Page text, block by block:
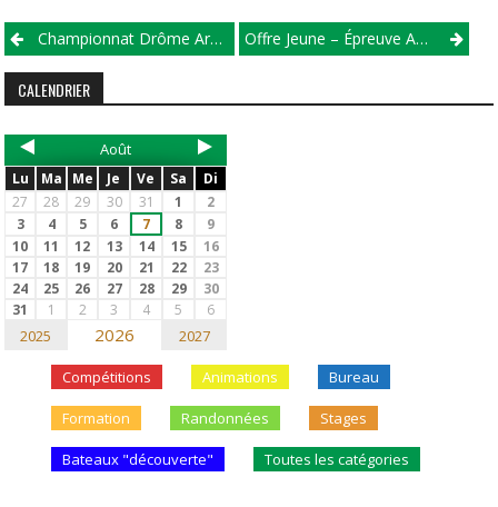
Championnat Drôme Ardèche Aviron 2022-2023 – Indoor Offre Jeune – Épreuve Au Sol 2023
CALENDRIER
Août
Lu Ma Me Je Ve Sa
Di
27
28 29 30 31 1
2
3
4 5 6 7 8
9
10
11 12 13 14 15
16
17
18 19 20 21 22
23
24
25 26 27 28 29
30
31
1 2 3 4 5 6
2025 2026 2027
Compétitions Animations Bureau
Formation Randonnées Stages
Bateaux "découverte" Toutes les catégories